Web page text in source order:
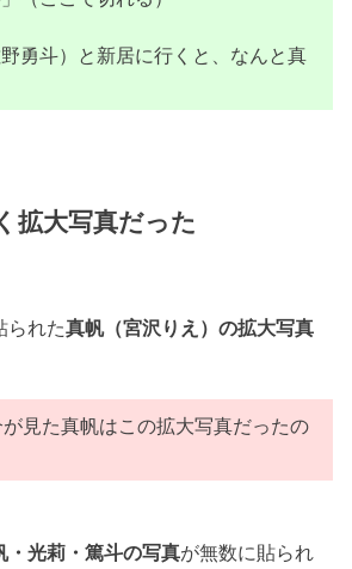
勇斗）と新居に行くと、なんと真
拡大写真だった
られた真帆（宮沢りえ）の拡大写真
見た真帆はこの拡大写真だったの
・光莉・篤斗の写真が無数に貼られ